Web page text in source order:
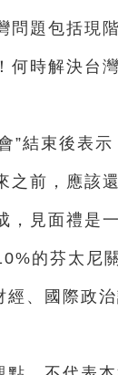
問題包括現
何時解決台
”結束後表
之前，應該
，見面禮是
的芬太尼
經、國際政